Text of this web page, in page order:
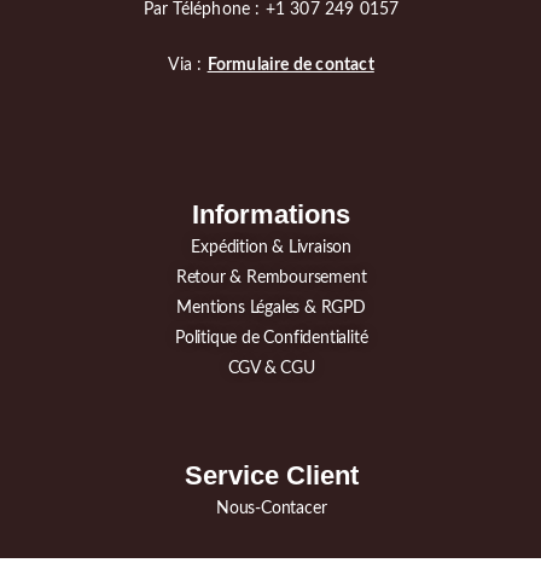
Par Téléphone : +1 307 249 0157
Via : Formulaire de contact
Informations
Expédition & Livraison
Retour & Remboursement
Mentions Légales & RGPD
Politique de Confidentialité
CGV & CGU
Service Client
Nous-Contacer